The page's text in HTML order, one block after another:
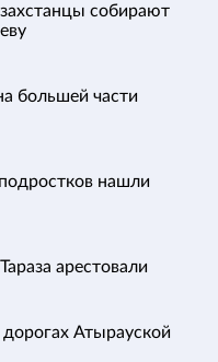
собирают
большей части
нашли
арестовали
Атырауской